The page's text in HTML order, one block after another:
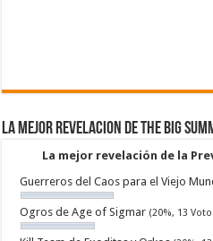
La mejor revelacion de The Big
La mejor revelación de la
Guerreros del Caos para el Viejo
Ogros de Age of Sigmar (20%, 13